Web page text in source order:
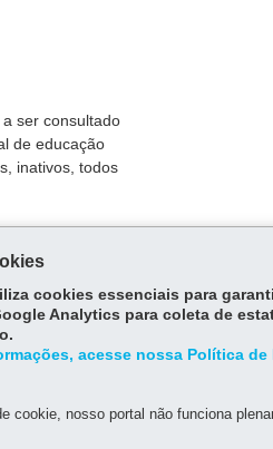
ser consultado
de educação
inativos, todos
cookies essenciais para
Analytics para coleta de
acesse nossa Política de
cookie, nosso portal não funciona